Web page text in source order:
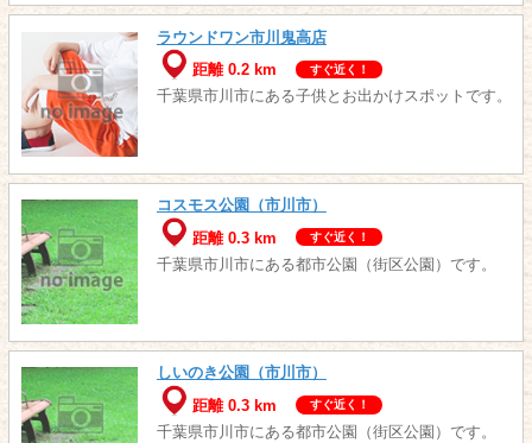
ラウンドワン市川鬼高店
距離 0.2 km
すぐ近く！
千葉県市川市にある子供とお出かけスポットです。
コスモス公園（市川市）
距離 0.3 km
すぐ近く！
千葉県市川市にある都市公園（街区公園）です。
しいのき公園（市川市）
距離 0.3 km
すぐ近く！
千葉県市川市にある都市公園（街区公園）です。